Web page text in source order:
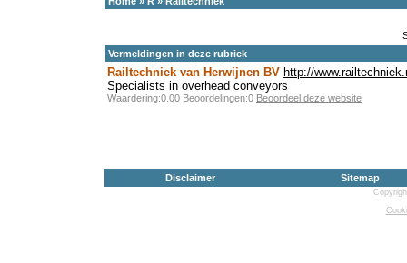
Vermeldingen in deze rubriek
Railtechniek van Herwijnen BV http://
Specialists in overhead conveyors
Waardering:0.00 Beoordelingen:0 Beoordeel deze website
Disclaimer Sitemap